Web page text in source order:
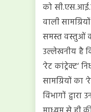
को
वाली
समस्त वस्तुओं
उल्लेखनीय है
‘रेट कांट्रेक्ट‘
सामग्रियों का
विभागों